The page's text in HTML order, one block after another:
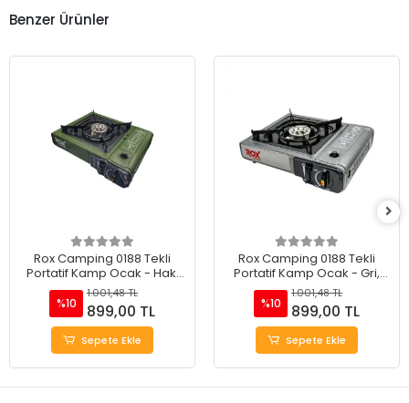
Benzer Ürünler
Rox Camping 0188 Tekli
Portatif Kamp Ocak - Haki
Yeşil, Rüzgarlıklı, Ekstra Gaz
Girişli
%10
1.001,48 TL
899,00 TL
Sepete Ekle
Rox Camping 0188 Tekli
Portatif Kamp Ocak - Gri,
Rüzgarlıklı, Ekstra Gaz Girişli
%10
1.001,48 TL
899,00 TL
Sepete Ekle